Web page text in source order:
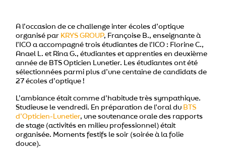
A l’occasion de ce challenge inter écoles d’optique
organisé par KRYS GROUP, Françoise B., enseignante à
l’ICO a accompagné trois étudiantes de l’ICO : Florine C.,
Anael L. et Rina G., étudiantes et apprenties en deuxième
année de BTS Opticien Lunetier. Les étudiantes ont été
sélectionnées parmi plus d’une centaine de candidats de
27 écoles d’optique !
L’ambiance était comme d’habitude très sympathique.
Studieuse le vendredi. En préparation de l’oral du BTS
d’Opticien-Lunetier, une soutenance orale des rapports
de stage (activités en milieu professionnel) était
organisée. Moments festifs le soir (soirée à la folie
douce).